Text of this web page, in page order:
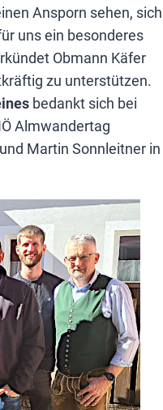
Ansporn sehen, sich
uns ein besonderes
Obmann Käfer
zu unterstützen.
bedankt sich bei
Almwandertag
Martin Sonnleitner in